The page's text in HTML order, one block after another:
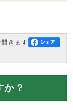
きます
か？